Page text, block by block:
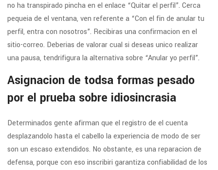
no ha transpirado pincha en el enlace “Quitar el perfil”. Cerca
pequeia de el ventana, ven referente a “Con el fin de anular tu
perfil, entra con nosotros”. Recibiras una confirmacion en el
sitio-correo. Deberias de valorar cual si deseas unico realizar
una pausa, tendri­figura la alternativa sobre “Anular yo perfil”.
Asignacion de todsa formas pesado
por el prueba sobre idiosincrasia
Determinados gente afirman que el registro de el cuenta
desplazandolo hasta el cabello la experiencia de modo de ser
son un escaso extendidos. No obstante, es una reparacion de
defensa, porque con eso inscribiri garantiza confiabilidad de los